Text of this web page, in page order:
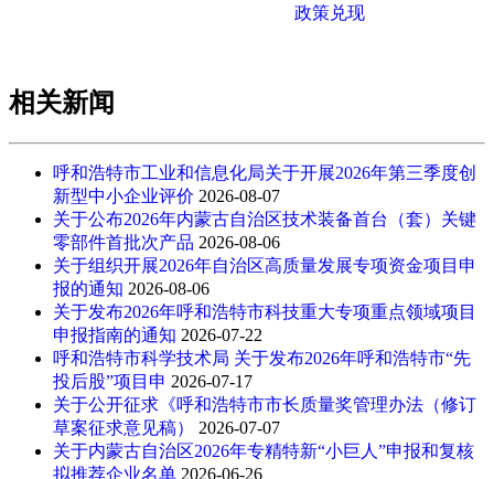
政策兑现
相关新闻
呼和浩特市工业和信息化局关于开展2026年第三季度创
新型中小企业评价 2026-08-07
关于公布2026年内蒙古自治区技术装备首台（套）关键
零部件首批次产品 2026-08-06
关于组织开展2026年自治区高质量发展专项资金项目申
报的通知 2026-08-06
关于发布2026年呼和浩特市科技重大专项重点领域项目
申报指南的通知 2026-07-22
呼和浩特市科学技术局 关于发布2026年呼和浩特市“先
投后股”项目申 2026-07-17
关于公开征求《呼和浩特市市长质量奖管理办法（修订
草案征求意见稿）
2026-07-07
关于内蒙古自治区2026年专精特新“小巨人”申报和复核
拟推荐企业名单 2026-06-26